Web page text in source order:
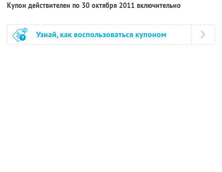
Купон действителен по 30 октября 2011 включительно
Узнай, как воспользоваться купоном